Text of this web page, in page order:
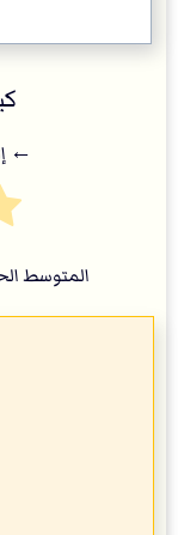
←
المتوسط